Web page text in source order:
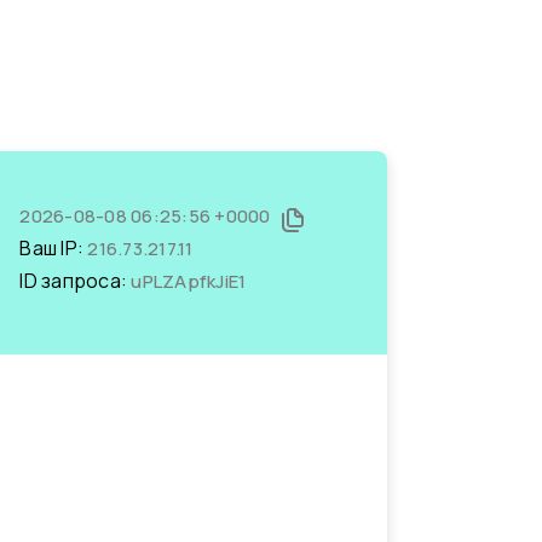
2026-08-08 06:25:56 +0000
Ваш IP:216.73.217.11
ID запроса:uPLZApfkJiE1